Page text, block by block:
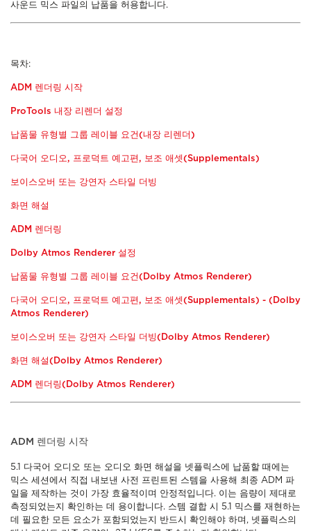
사운드 믹스 파일의 납품을 허용합니다.
목차:
ADM 렌더링 시작
ProTools 내장 리렌더 설정
납품물 유형별 그룹 레이블 요건(내장 리렌더)
다국어 오디오, 프로덕트 예고편, 보조 애셋(Supplementals)
보이스오버 또는 강연자 스타일 더빙
화면 해설
ADM 렌더링
Dolby Atmos Renderer 설정
납품물 유형별 그룹 레이블 요건(Dolby Atmos Renderer)
다국어 오디오, 프로덕트 예고편, 보조 애셋(Supplementals) - (Dolby
Atmos Renderer)
보이스오버 또는 강연자 스타일 더빙(Dolby Atmos Renderer)
화면 해설(Dolby Atmos Renderer)
ADM 렌더링(Dolby Atmos Renderer)
ADM 렌더링 시작
5.1 다국어 오디오 또는 오디오 화면 해설을 넷플릭스에 납품할 때에는
믹스 세션에서 직접 내보낸 사전 프린트된 스템을 사용해 최종 ADM 파
일을 제작하는 것이 가장 효율적이며 안정적입니다. 이는 음량이 제대로
측정되었는지 확인하는 데 용이합니다. 스템 결합 시 5.1 믹스를 재현하는
데 필요한 모든 요소가 포함되었는지 반드시 확인해야 하며, 넷플릭스의